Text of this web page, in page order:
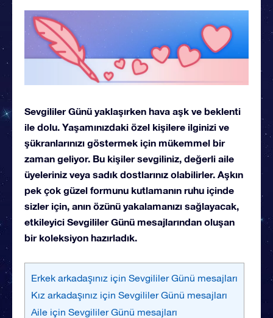
Sevgililer Günü yaklaşırken hava aşk ve beklenti
ile dolu. Yaşamınızdaki özel kişilere ilginizi ve
şükranlarınızı göstermek için mükemmel bir
zaman geliyor. Bu kişiler sevgiliniz, değerli aile
üyeleriniz veya sadık dostlarınız olabilirler. Aşkın
pek çok güzel formunu kutlamanın ruhu içinde
sizler için, anın özünü yakalamanızı sağlayacak,
etkileyici Sevgililer Günü mesajlarından oluşan
bir koleksiyon hazırladık.
Erkek arkadaşınız için Sevgililer Günü mesajları
Kız arkadaşınız için Sevgililer Günü mesajları
Aile için Sevgililer Günü mesajları